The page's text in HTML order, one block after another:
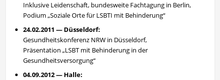
Inklusive Leidenschaft, bundesweite Fachtagung in Berlin,
Podium „Soziale Orte für LSBTI mit Behinderung“
24.02.2011 — Düsseldorf:
Gesundheitskonferenz NRW in Düsseldorf,
Präsentation „LSBT mit Behinderung in der
Gesundheitsversorgung“
04.09.2012 — Halle: